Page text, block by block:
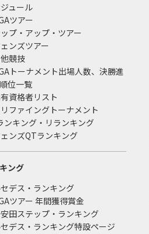
ュール
ツアー
プ・アップ・ツアー
ンズツアー
競技
トーナメント出場人数、決勝進
位一覧
資格者リスト
ファイングトーナメント
ンキング・リランキング
ンズQTランキング
ング
デス・ランキング
ツアー 年間獲得賞金
田ステップ・ランキング
デス・ランキング特設ページ